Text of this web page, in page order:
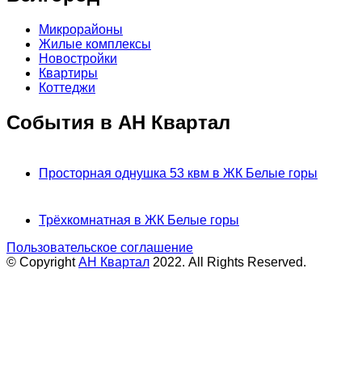
Микрорайоны
Жилые комплексы
Новостройки
Квартиры
Коттеджи
События в АН Квартал
Просторная однушка 53 квм в ЖК Белые горы
Трёхкомнатная в ЖК Белые горы
Пользовательское соглашение
© CopyrightАН Квартал 2022. All Rights Reserved.